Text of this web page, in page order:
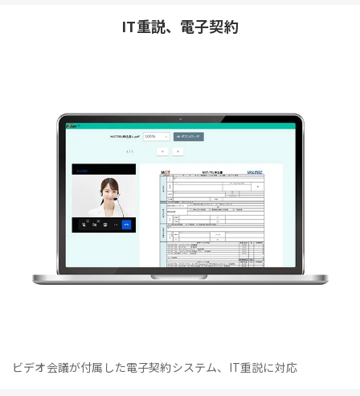
IT重説、電子契約
ビデオ会議が付属した電子契約システム、IT重説に対応